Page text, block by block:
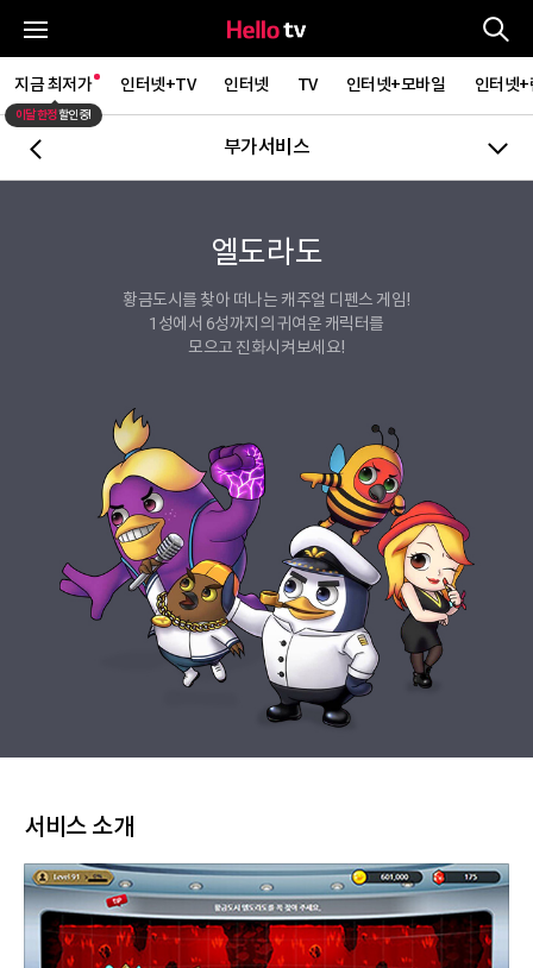
지금 최저가 인터넷+TV 인터넷 TV 인터넷+모바일 인터넷+
이달 한정할인중!
부가서비스
엘도라도
황금도시를 찾아 떠나는 캐주얼 디펜스 게임!
1성에서 6성까지의 귀여운 캐릭터를
모으고 진화시켜보세요!
서비스 소개